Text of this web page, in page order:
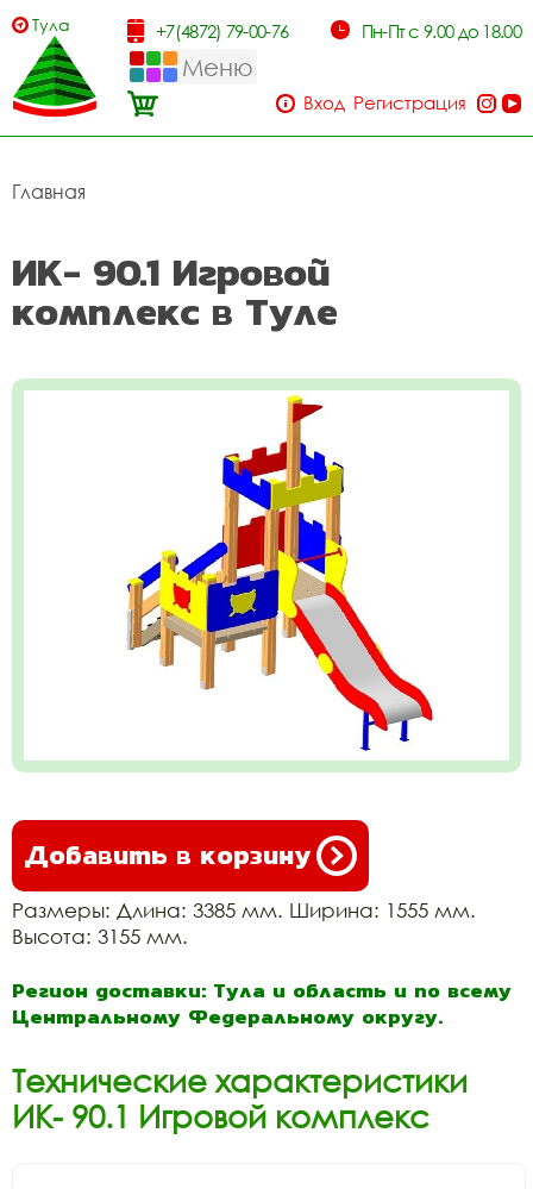
Тула +7(4872) 79-00-76 Пн-Пт с 9.00 до 18.00
Меню
Вход Регистрация
Главная
ИК- 90.1 Игровой
комплекс в Туле
Добавить в корзину
Размеры: Длина: 3385 мм. Ширина: 1555 мм.
Высота: 3155 мм.
Регион доставки: Тула и область и по всему
Центральному Федеральному округу.
Технические характеристики
ИК- 90.1 Игровой комплекс